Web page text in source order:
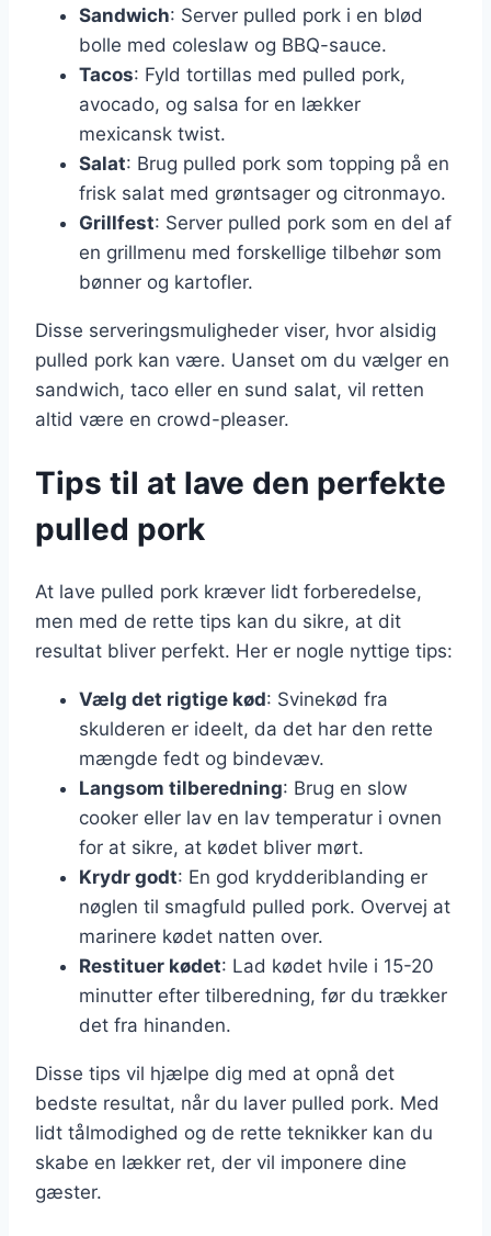
Sandwich: Server pulled pork i en blød
bolle med coleslaw og BBQ-sauce.
Tacos: Fyld tortillas med pulled pork,
avocado, og salsa for en lækker
mexicansk twist.
Salat: Brug pulled pork som topping på en
frisk salat med grøntsager og citronmayo.
Grillfest: Server pulled pork som en del af
en grillmenu med forskellige tilbehør som
bønner og kartofler.
Disse serveringsmuligheder viser, hvor alsidig
pulled pork kan være. Uanset om du vælger en
sandwich, taco eller en sund salat, vil retten
altid være en crowd-pleaser.
Tips til at lave den perfekte
pulled pork
At lave pulled pork kræver lidt forberedelse,
men med de rette tips kan du sikre, at dit
resultat bliver perfekt. Her er nogle nyttige tips:
Vælg det rigtige kød: Svinekød fra
skulderen er ideelt, da det har den rette
mængde fedt og bindevæv.
Langsom tilberedning: Brug en slow
cooker eller lav en lav temperatur i ovnen
for at sikre, at kødet bliver mørt.
Krydr godt: En god krydderiblanding er
nøglen til smagfuld pulled pork. Overvej at
marinere kødet natten over.
Restituer kødet: Lad kødet hvile i 15-20
minutter efter tilberedning, før du trækker
det fra hinanden.
Disse tips vil hjælpe dig med at opnå det
bedste resultat, når du laver pulled pork. Med
lidt tålmodighed og de rette teknikker kan du
skabe en lækker ret, der vil imponere dine
gæster.